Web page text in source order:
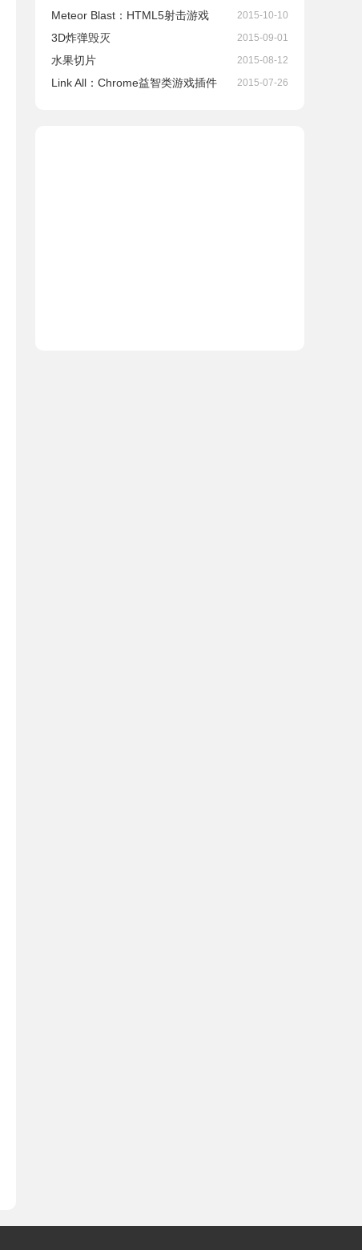
Meteor Blast：HTML5射击游戏 2015-10-10
3D炸弹毁灭 2015-09-01
水果切片 2015-08-12
Link All：Chrome益智类游戏插件 2015-07-26